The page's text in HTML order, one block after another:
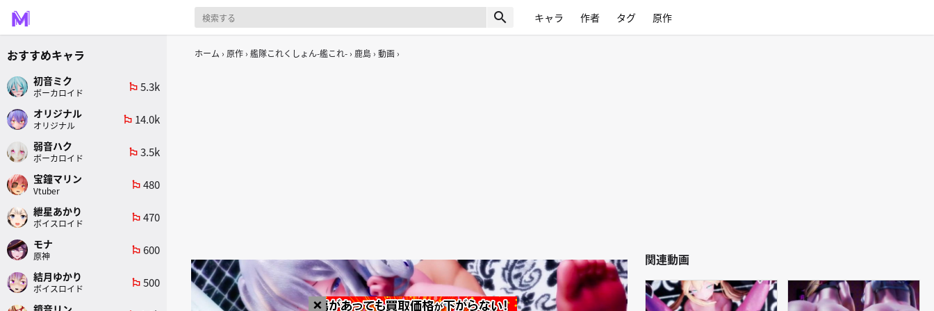
search キャラ 作者 タグ 原作
ホーム 原作 艦隊これくしょん-艦これ- 鹿島 動画
×
関連動画
おすすめキャラ
初音ミク
ボーカロイド
emoji_flags 5.3k
オリジナル
オリジナル
emoji_flags 14.0k
弱音ハク
ボーカロイド
emoji_flags 3.5k
宝鐘マリン
Vtuber
emoji_flags 480
紲星あかり
ボイスロイド
emoji_flags 470
モナ
原神
emoji_flags 600
結月ゆかり
ボイスロイド
emoji_flags 500